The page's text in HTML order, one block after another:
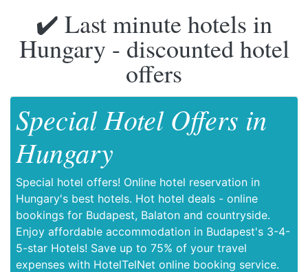
✔️ Last minute hotels in
Hungary - discounted hotel
offers
Special Hotel Offers in
Hungary
Special hotel offers! Online hotel reservation in
Hungary's best hotels. Hot hotel deals - online
bookings for Budapest, Balaton and countryside.
Enjoy affordable accommodation in Budapest's 3-4-
5-star Hotels! Save up to 75% of your travel
expenses with HotelTelNet online booking service.